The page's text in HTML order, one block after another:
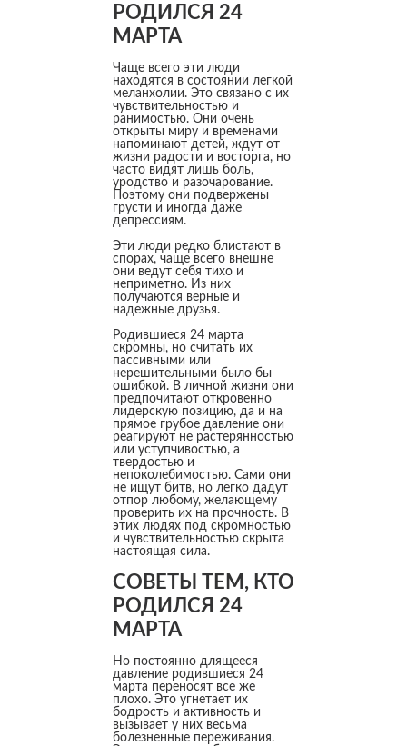
РОДИЛСЯ 24
МАРТА
Чаще всего эти люди
находятся в состоянии легкой
меланхолии. Это связано с их
чувствительностью и
ранимостью. Они очень
открыты миру и временами
напоминают детей, ждут от
жизни радости и восторга, но
часто видят лишь боль,
уродство и разочарование.
Поэтому они подвержены
грусти и иногда даже
депрессиям.
Эти люди редко блистают в
спорах, чаще всего внешне
они ведут себя тихо и
неприметно. Из них
получаются верные и
надежные друзья.
Родившиеся 24 марта
скромны, но считать их
пассивными или
нерешительными было бы
ошибкой. В личной жизни они
предпочитают откровенно
лидерскую позицию, да и на
прямое грубое давление они
реагируют не растерянностью
или уступчивостью, а
твердостью и
непоколебимостью. Сами они
не ищут битв, но легко дадут
отпор любому, желающему
проверить их на прочность. В
этих людях под скромностью
и чувствительностью скрыта
настоящая сила.
СОВЕТЫ ТЕМ, КТО
РОДИЛСЯ 24
МАРТА
Но постоянно длящееся
давление родившиеся 24
марта переносят все же
плохо. Это угнетает их
бодрость и активность и
вызывает у них весьма
болезненные переживания.